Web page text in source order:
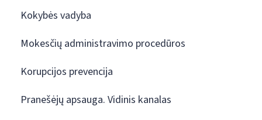
Kokybės vadyba
Mokesčių administravimo procedūros
Korupcijos prevencija
Pranešėjų apsauga. Vidinis kanalas